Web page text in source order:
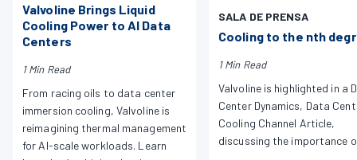
Valvoline Brings Liquid
Cooling Power to AI Data
Centers
1 Min Read
From racing oils to data center
immersion cooling, Valvoline is
reimagining thermal management
for AI-scale workloads. Learn
SALA DE PRENSA
Cooling to the nth
1 Min Read
Valvoline is highlighted in a
Center Dynamics, Data
Cooling Channel Article,
discussing the importance